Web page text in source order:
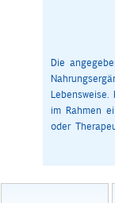
Die
Lebensweise.
im Rahmen
oder